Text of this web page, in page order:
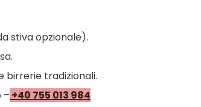
stiva opzionale).
birrerie tradizionali.
– +40 755 013 984